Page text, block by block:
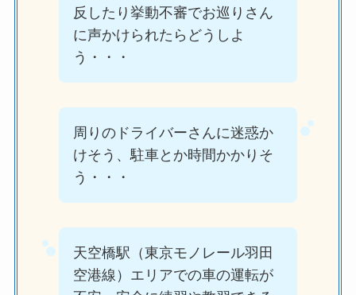
反したり挙動不審でお巡りさん
に声かけられたらどうしよ
う・・・
周りのドライバーさんに迷惑か
けそう、駐車とか時間かかりそ
う・・・
天空橋駅（東京モノレール羽田
空港線）エリアでの車の運転が